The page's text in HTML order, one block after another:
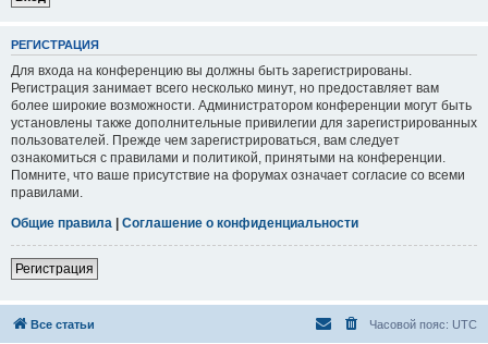
РЕГИСТРАЦИЯ
Для входа на конференцию вы должны быть зарегистрированы.
Регистрация занимает всего несколько минут, но предоставляет вам
более широкие возможности. Администратором конференции могут быть
установлены также дополнительные привилегии для зарегистрированных
пользователей. Прежде чем зарегистрироваться, вам следует
ознакомиться с правилами и политикой, принятыми на конференции.
Помните, что ваше присутствие на форумах означает согласие со всеми
правилами.
Общие правила | Соглашение о конфиденциальности
Регистрация
Все статьи Часовой пояс: UTC